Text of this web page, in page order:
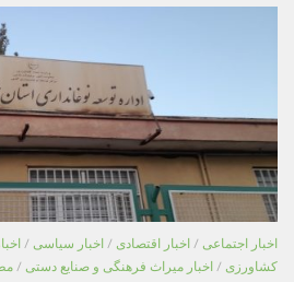
اخبار اجتماعی / اخبار اقتصادی / اخبار سیاسی /
کشاورزی / اخبار میراث فرهنگی و صنایع دستی /